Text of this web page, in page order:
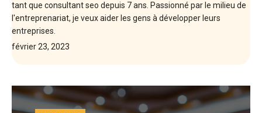
tant que consultant seo depuis 7 ans. Passionné par le milieu de
l'entreprenariat, je veux aider les gens à développer leurs
entreprises.
février 23, 2023